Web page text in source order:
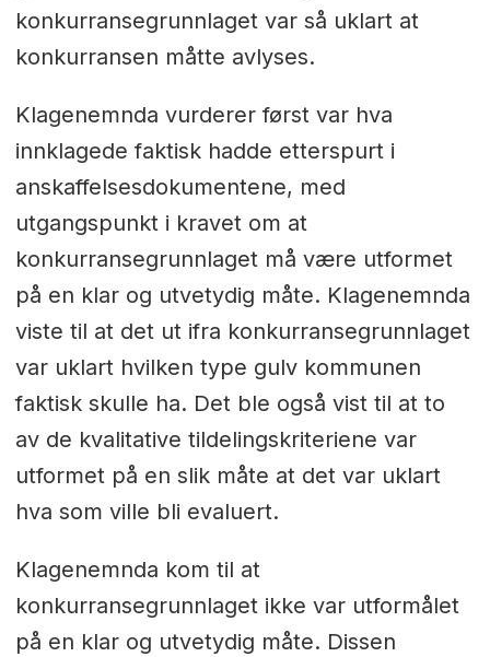
konkurransegrunnlaget var så uklart at
konkurransen måtte avlyses.
Klagenemnda vurderer først var hva
innklagede faktisk hadde etterspurt i
anskaffelsesdokumentene, med
utgangspunkt i kravet om at
konkurransegrunnlaget må være utformet
på en klar og utvetydig måte. Klagenemnda
viste til at det ut ifra konkurransegrunnlaget
var uklart hvilken type gulv kommunen
faktisk skulle ha. Det ble også vist til at to
av de kvalitative tildelingskriteriene var
utformet på en slik måte at det var uklart
hva som ville bli evaluert.
Klagenemnda kom til at
konkurransegrunnlaget ikke var utformålet
på en klar og utvetydig måte. Dissen